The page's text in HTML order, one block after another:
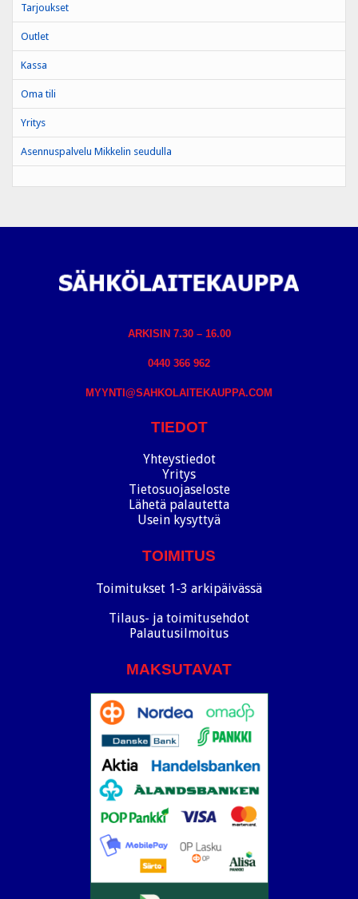
Tarjoukset
Outlet
Kassa
Oma tili
Yritys
Asennuspalvelu Mikkelin seudulla
ARKISIN 7.30 – 16.00
0440 366 962
MYYNTI@SAHKOLAITEKAUPPA.COM
TIEDOT
Yhteystiedot
Yritys
Tietosuojaseloste
Lähetä palautetta
Usein kysyttyä
TOIMITUS
Toimitukset 1-3 arkipäivässä
Tilaus- ja toimitusehdot
Palautusilmoitus
MAKSUTAVAT